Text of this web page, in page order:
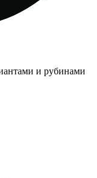
и рубинами